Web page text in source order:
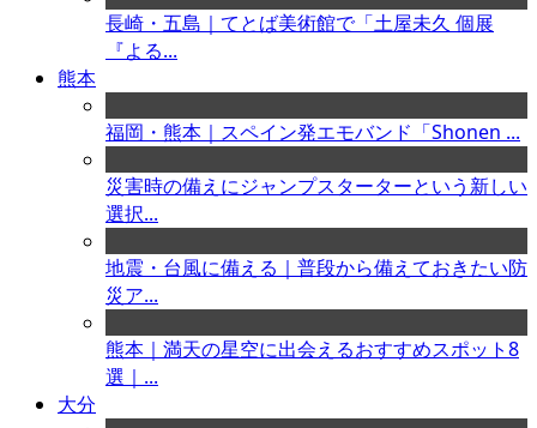
長崎・五島｜てとば美術館で「土屋未久 個展
『よる...
熊本
福岡・熊本｜スペイン発エモバンド「Shonen ...
災害時の備えにジャンプスターターという新しい
選択...
地震・台風に備える｜普段から備えておきたい防
災ア...
熊本｜満天の星空に出会えるおすすめスポット8
選｜...
大分